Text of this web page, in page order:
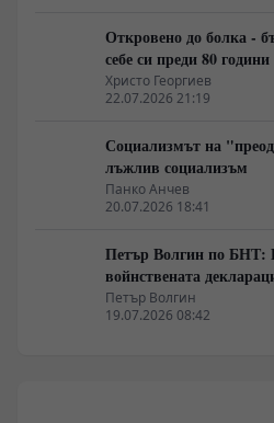
Откровено до болка -
себе си преди 80 години
Христо Георгиев
22.07.2026 21:19
Социализмът на
лъжлив социализъм
Панко Анчев
20.07.2026 18:41
Петър Волгин по БНТ:
войнствената
Петър Волгин
19.07.2026 08:42